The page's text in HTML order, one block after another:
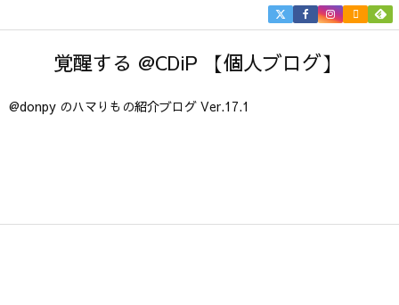
覚醒する @CDiP 【個人ブログ】
@donpy のハマりもの紹介ブログ Ver.17.1

